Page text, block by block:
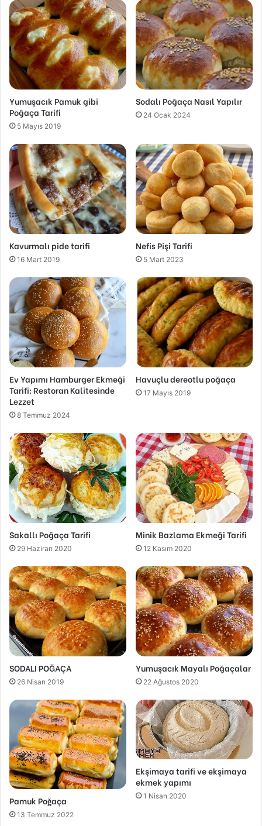
Yumuşacık Pamuk gibi
Poğaça Tarifi
5 Mayıs 2019
Sodalı Poğaça Nasıl Yapılır
24 Ocak 2024
Kavurmalı pide tarifi
16 Mart 2019
Nefis Pişi Tarifi
5 Mart 2023
Ev Yapımı Hamburger Ekmeği
Tarifi: Restoran Kalitesinde
Lezzet
8 Temmuz 2024
Havuçlu dereotlu poğaça
17 Mayıs 2019
Sakallı Poğaça Tarifi
29 Haziran 2020
Minik Bazlama Ekmeği Tarifi
12 Kasım 2020
SODALI POĞAÇA
26 Nisan 2019
Yumuşacık Mayalı Poğaçalar
22 Ağustos 2020
Pamuk Poğaça
13 Temmuz 2022
Ekşimaya tarifi ve ekşimaya
ekmek yapımı
1 Nisan 2020